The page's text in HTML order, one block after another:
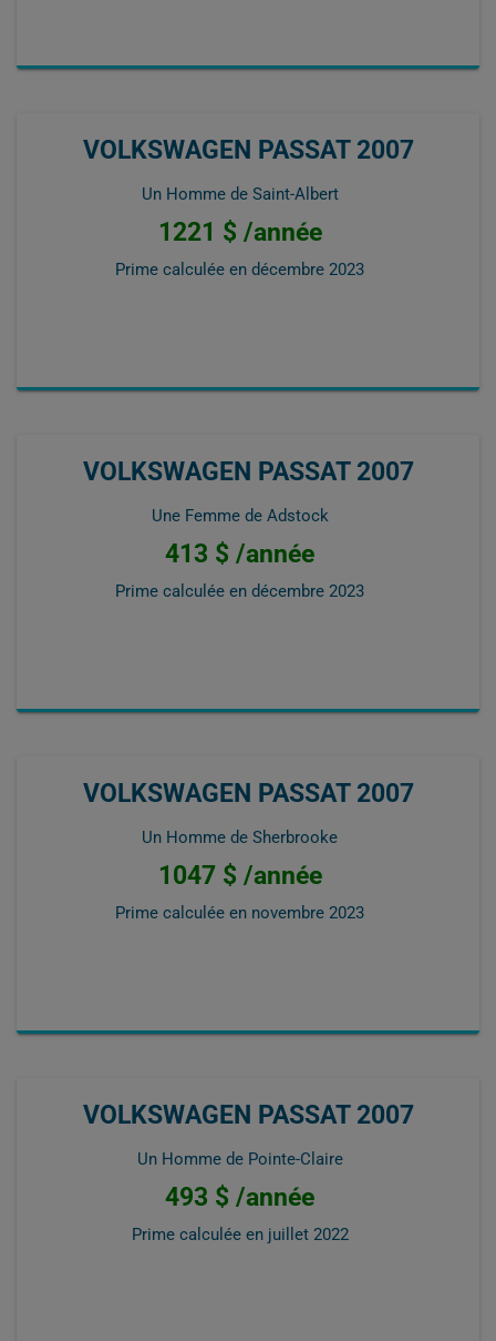
VOLKSWAGEN PASSAT 2007
Un Homme de Saint-Albert
1221 $ /année
Prime calculée en décembre 2023
VOLKSWAGEN PASSAT 2007
Une Femme de Adstock
413 $ /année
Prime calculée en décembre 2023
VOLKSWAGEN PASSAT 2007
Un Homme de Sherbrooke
1047 $ /année
Prime calculée en novembre 2023
VOLKSWAGEN PASSAT 2007
Un Homme de Pointe-Claire
493 $ /année
Prime calculée en juillet 2022